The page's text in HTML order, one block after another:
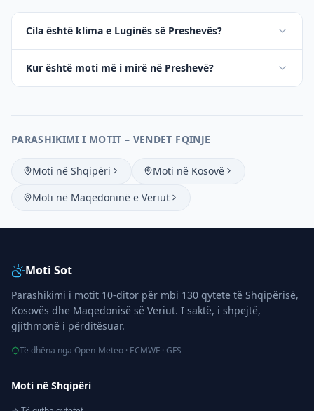
Cila është klima e Luginës së Preshevës?
Kur është moti më i mirë në Preshevë?
PARASHIKIMI I MOTIT – VENDET FQINJE
Moti në Shqipëri
Moti në Kosovë
Moti në Maqedoninë e Veriut
Moti Sot
Parashikimi i motit 10-ditor për mbi 130 qytete të Shqipërisë,
Kosovës dhe Maqedonisë së Veriut. I saktë, i shpejtë,
gjithmonë i përditësuar.
Të dhëna nga Open-Meteo · ECMWF · GFS
Moti në Shqipëri